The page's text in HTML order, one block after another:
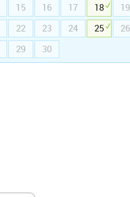
15 16 17 18 19
22 23 24 25 26
29 30